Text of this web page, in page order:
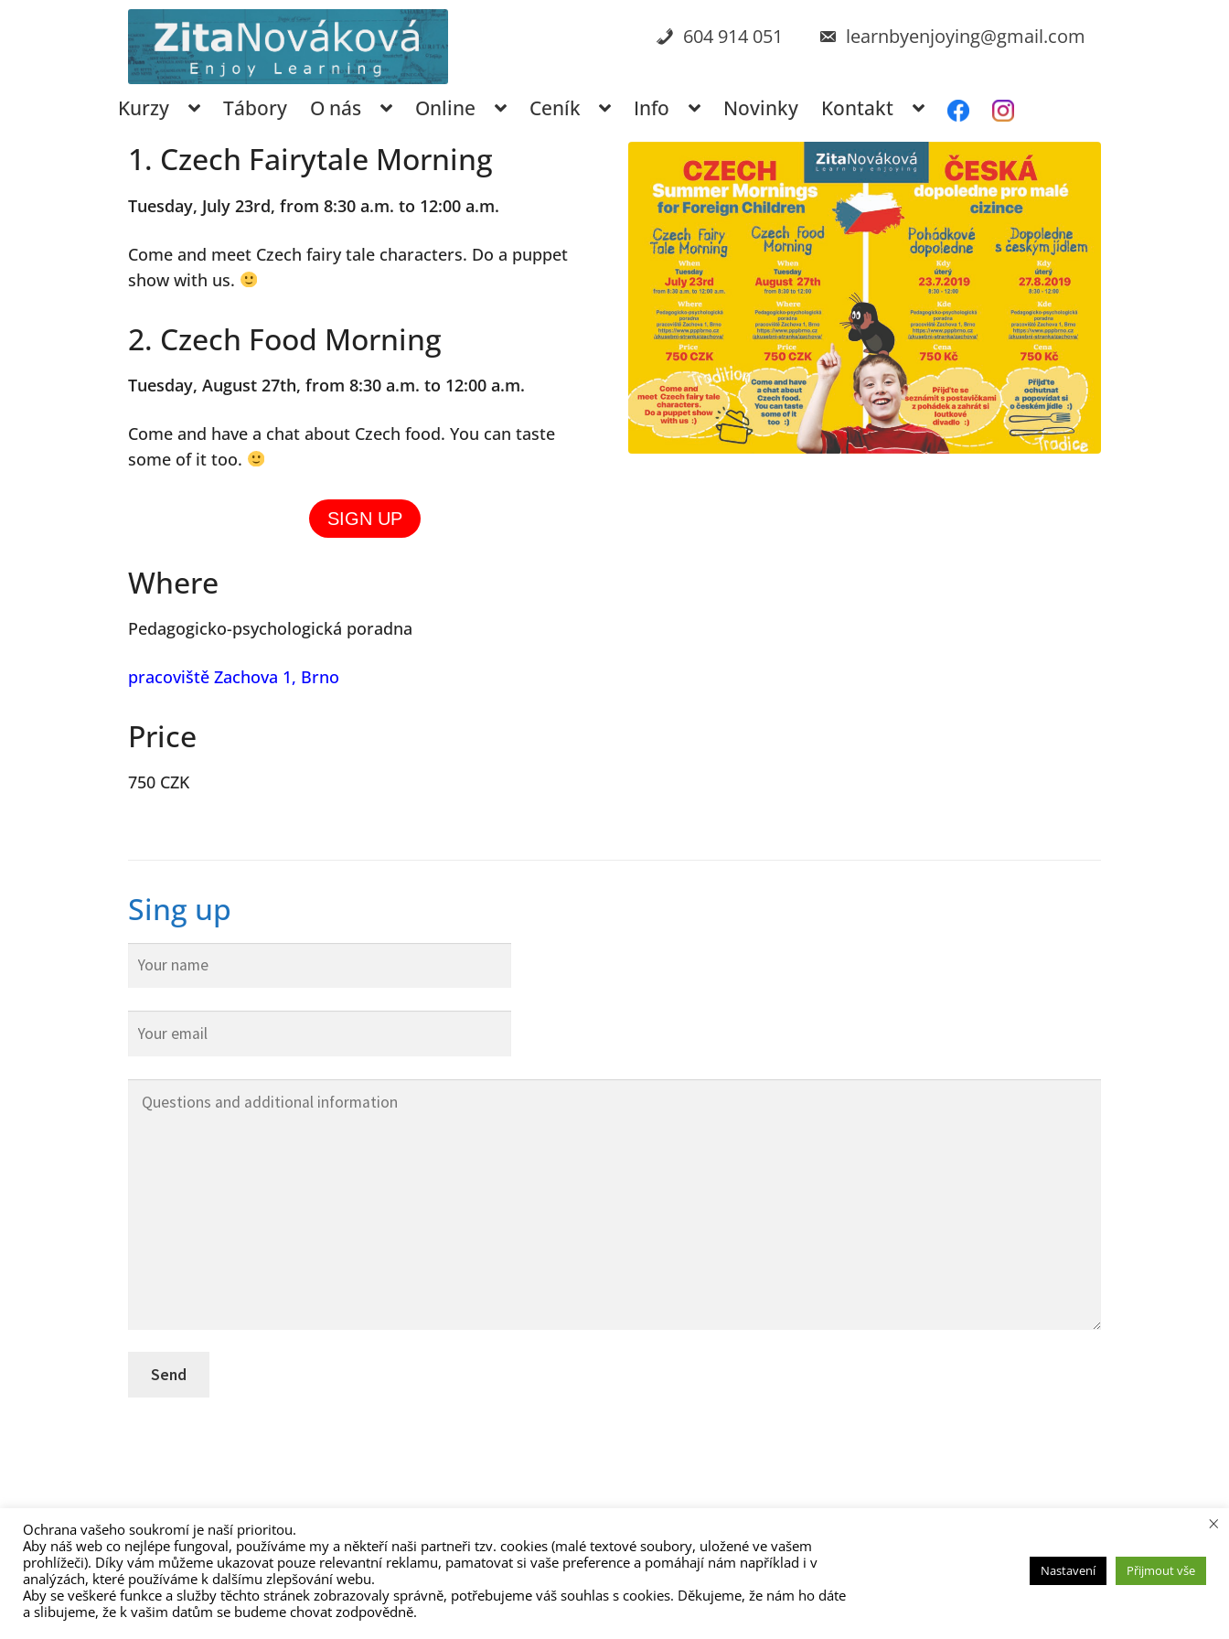
Přeskočit
na
navigaci
Přejít
k
obsahu
webu
604 914 051 learnbyenjoying@gmail.com
Kurzy Tábory O nás Online Ceník Info Novinky Kontakt
1. Czech Fairytale Morning
Tuesday, July 23rd, from 8:30 a.m. to 12:00 a.m.
Come and meet Czech fairy tale characters. Do a puppet
show with us.
2. Czech Food Morning
Tuesday, August 27th, from 8:30 a.m. to 12:00 a.m.
Come and have a chat about Czech food. You can taste
some of it too.
SIGN UP
Where
Pedagogicko-psychologická poradna
pracoviště Zachova 1, Brno
Price
750 CZK
Sing up
(C) Zita Nováková 2023
Ochrana vašeho soukromí je naší prioritou.
Aby náš web co nejlépe fungoval, používáme my a někteří naši partneři tzv. cookies (malé textové soubory, uložené ve vašem
prohlížeči). Díky vám můžeme ukazovat pouze relevantní reklamu, pamatovat si vaše preference a pomáhají nám například i v
analýzách, které používáme k dalšímu zlepšování webu.
Aby se veškeré funkce a služby těchto stránek zobrazovaly správně, potřebujeme váš souhlas s cookies. Děkujeme, že nám ho dáte
a slibujeme, že k vašim datům se budeme chovat zodpovědně.
Nastavení Přijmout vše
×